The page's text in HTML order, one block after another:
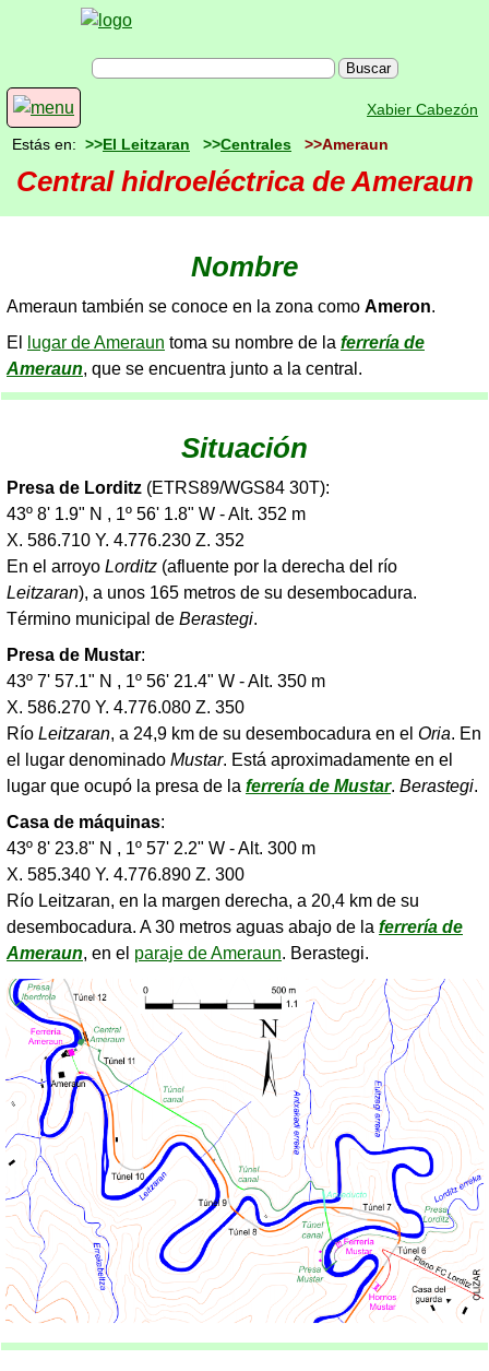
Xabier Cabezón
Estás en: >> El Leitzaran >>Centrales >>Ameraun
Central hidroeléctrica de Ameraun
Nombre
Ameraun también se conoce en la zona como Ameron.
El
lugar de Ameraun toma su nombre de la ferrería de
Ameraun, que se encuentra junto a la central.
Situación
Presa de Lorditz (ETRS89/WGS84 30T):
43º 8' 1.9" N , 1º 56' 1.8" W - Alt. 352 m
X. 586.710 Y. 4.776.230 Z. 352
En el arroyo Lorditz (afluente por la derecha del río
Leitzaran), a unos 165 metros de su desembocadura.
Término municipal de Berastegi.
Presa de Mustar:
43º 7' 57.1" N , 1º 56' 21.4" W - Alt. 350 m
X. 586.270 Y. 4.776.080 Z. 350
Río Leitzaran, a 24,9 km de su desembocadura en el Oria. En
el lugar denominado Mustar. Está aproximadamente en el
lugar que ocupó la presa de la ferrería de Mustar. Berastegi.
Casa de máquinas:
43º 8' 23.8" N , 1º 57' 2.2" W - Alt. 300 m
X. 585.340 Y. 4.776.890 Z. 300
Río Leitzaran, en la margen derecha, a 20,4 km de su
desembocadura. A 30 metros aguas abajo de la ferrería de
Ameraun, en el paraje de Ameraun. Berastegi.